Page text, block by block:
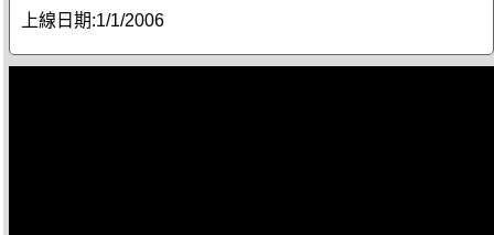
上線日期:1/1/2006